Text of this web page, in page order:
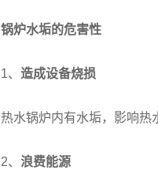
锅炉水垢的危害性
1、 造成设备烧损
热水锅炉内有水垢，影响热
2、 浪费能源